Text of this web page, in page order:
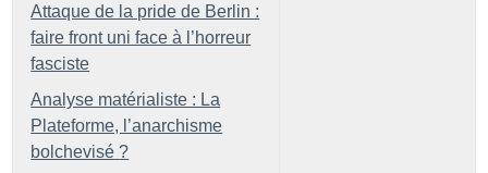
Attaque de la pride de Berlin :
faire front uni face à l’horreur
fasciste
Analyse matérialiste : La
Plateforme, l’anarchisme
bolchevisé ?